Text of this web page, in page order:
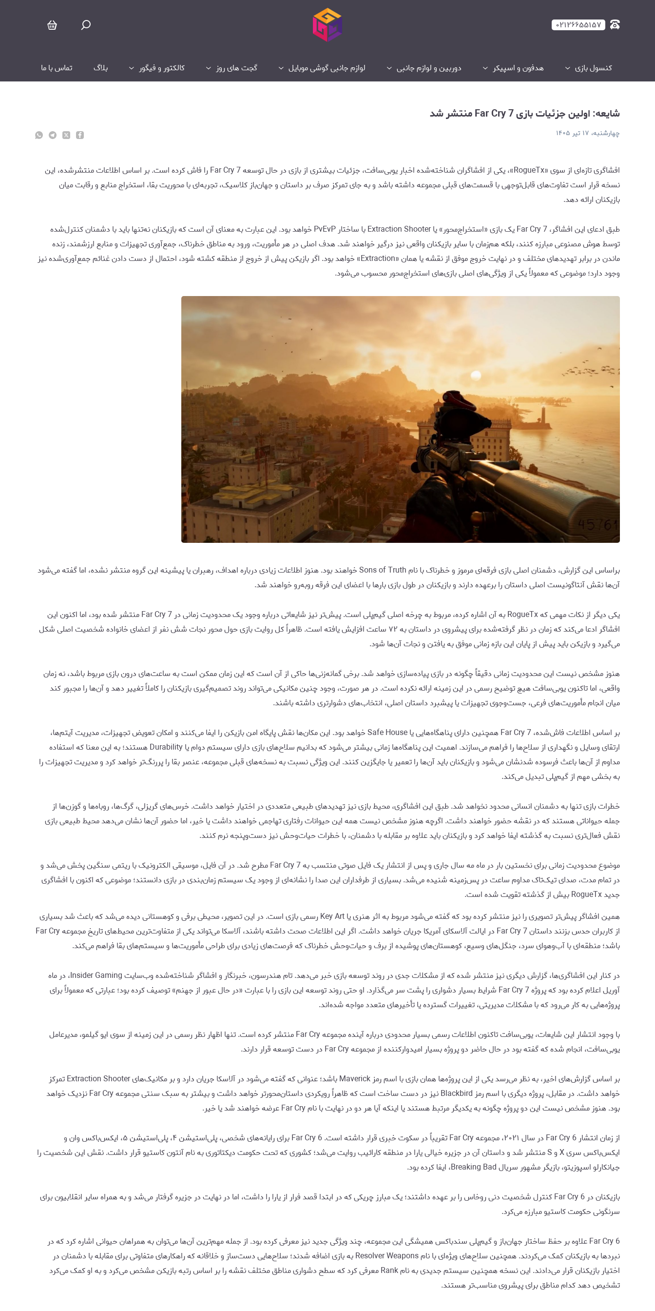
۰۲۱۲۶۶۵۵۱۵۷
کنسول بازی هدفون و اسپیکر دوربین و لوازم جانبی لوازم جانبی گوشی موبایل گجت های روز کالکتور و فیگور بلاگ تماس با ما
شایعه: اولین جزئیات بازی Far Cry 7 منتشر شد
چهارشنبه، ۱۷ تیر ۱۴۰۵
افشاگری تازه‌ای از سوی «RogueTx»، یکی از افشاگران شناخته‌شده اخبار یوبی‌سافت، جزئیات بیشتری از بازی در حال توسعه Far Cry 7 را فاش کرده است. بر اساس اطلاعات منتشرشده، این
نسخه قرار است تفاوت‌های قابل‌توجهی با قسمت‌های قبلی مجموعه داشته باشد و به جای تمرکز صرف بر داستان و جهان‌باز کلاسیک، تجربه‌ای با محوریت بقا، استخراج منابع و رقابت میان
بازیکنان ارائه دهد.
طبق ادعای این افشاگر، Far Cry 7 یک بازی «استخراج‌محور» یا Extraction Shooter با ساختار PvEvP خواهد بود. این عبارت به معنای آن است که بازیکنان نه‌تنها باید با دشمنان کنترل‌شده
توسط هوش مصنوعی مبارزه کنند، بلکه هم‌زمان با سایر بازیکنان واقعی نیز درگیر خواهند شد. هدف اصلی در هر مأموریت، ورود به مناطق خطرناک، جمع‌آوری تجهیزات و منابع ارزشمند، زنده
ماندن در برابر تهدیدهای مختلف و در نهایت خروج موفق از نقشه یا همان «Extraction» خواهد بود. اگر بازیکن پیش از خروج از منطقه کشته شود، احتمال از دست دادن غنائم جمع‌آوری‌شده نیز
وجود دارد؛ موضوعی که معمولاً یکی از ویژگی‌های اصلی بازی‌های استخراج‌محور محسوب می‌شود.
براساس این گزارش، دشمنان اصلی بازی فرقه‌ای مرموز و خطرناک با نام Sons of Truth خواهند بود. هنوز اطلاعات زیادی درباره اهداف، رهبران یا پیشینه این گروه منتشر نشده، اما گفته می‌شود
آن‌ها نقش آنتاگونیست اصلی داستان را برعهده دارند و بازیکنان در طول بازی بارها با اعضای این فرقه روبه‌رو خواهند شد.
یکی دیگر از نکات مهمی که RogueTx به آن اشاره کرده، مربوط به چرخه اصلی گیم‌پلی است. پیش‌تر نیز شایعاتی درباره وجود یک محدودیت زمانی در Far Cry 7 منتشر شده بود، اما اکنون این
افشاگر ادعا می‌کند که زمان در نظر گرفته‌شده برای پیشروی در داستان به ۷۲ ساعت افزایش یافته است. ظاهراً کل روایت بازی حول محور نجات شش نفر از اعضای خانواده شخصیت اصلی شکل
می‌گیرد و بازیکن باید پیش از پایان این بازه زمانی موفق به یافتن و نجات آن‌ها شود.
هنوز مشخص نیست این محدودیت زمانی دقیقاً چگونه در بازی پیاده‌سازی خواهد شد. برخی گمانه‌زنی‌ها حاکی از آن است که این زمان ممکن است به ساعت‌های درون بازی مربوط باشد، نه زمان
واقعی، اما تاکنون یوبی‌سافت هیچ توضیح رسمی در این زمینه ارائه نکرده است. در هر صورت، وجود چنین مکانیکی می‌تواند روند تصمیم‌گیری بازیکنان را کاملاً تغییر دهد و آن‌ها را مجبور کند
میان انجام مأموریت‌های فرعی، جست‌وجوی تجهیزات یا پیشبرد داستان اصلی، انتخاب‌های دشوارتری داشته باشند.
بر اساس اطلاعات فاش‌شده، Far Cry 7 همچنین دارای پناهگاه‌هایی یا Safe House خواهد بود. این مکان‌ها نقش پایگاه امن بازیکن را ایفا می‌کنند و امکان تعویض تجهیزات، مدیریت آیتم‌ها،
ارتقای وسایل و نگهداری از سلاح‌ها را فراهم می‌سازند. اهمیت این پناهگاه‌ها زمانی بیشتر می‌شود که بدانیم سلاح‌های بازی دارای سیستم دوام یا Durability هستند؛ به این معنا که استفاده
مداوم از آن‌ها باعث فرسوده شدنشان می‌شود و بازیکنان باید آن‌ها را تعمیر یا جایگزین کنند. این ویژگی نسبت به نسخه‌های قبلی مجموعه، عنصر بقا را پررنگ‌تر خواهد کرد و مدیریت تجهیزات را
به بخشی مهم از گیم‌پلی تبدیل می‌کند.
خطرات بازی تنها به دشمنان انسانی محدود نخواهد شد. طبق این افشاگری، محیط بازی نیز تهدیدهای طبیعی متعددی در اختیار خواهد داشت. خرس‌های گریزلی، گرگ‌ها، روباه‌ها و گوزن‌ها از
جمله حیواناتی هستند که در نقشه حضور خواهند داشت. اگرچه هنوز مشخص نیست همه این حیوانات رفتاری تهاجمی خواهند داشت یا خیر، اما حضور آن‌ها نشان می‌دهد محیط طبیعی بازی
نقش فعال‌تری نسبت به گذشته ایفا خواهد کرد و بازیکنان باید علاوه بر مقابله با دشمنان، با خطرات حیات‌وحش نیز دست‌وپنجه نرم کنند.
موضوع محدودیت زمانی برای نخستین بار در ماه مه سال جاری و پس از انتشار یک فایل صوتی منتسب به Far Cry 7 مطرح شد. در آن فایل، موسیقی الکترونیک با ریتمی سنگین پخش می‌شد و
در تمام مدت، صدای تیک‌تاک مداوم ساعت در پس‌زمینه شنیده می‌شد. بسیاری از طرفداران این صدا را نشانه‌ای از وجود یک سیستم زمان‌بندی در بازی دانستند؛ موضوعی که اکنون با افشاگری
جدید RogueTx بیش از گذشته تقویت شده است.
همین افشاگر پیش‌تر تصویری را نیز منتشر کرده بود که گفته می‌شود مربوط به اثر هنری یا Key Art رسمی بازی است. در این تصویر، محیطی برفی و کوهستانی دیده می‌شد که باعث شد بسیاری
از کاربران حدس بزنند داستان Far Cry 7 در ایالت آلاسکای آمریکا جریان خواهد داشت. اگر این اطلاعات صحت داشته باشند، آلاسکا می‌تواند یکی از متفاوت‌ترین محیط‌های تاریخ مجموعه Far Cry
باشد؛ منطقه‌ای با آب‌وهوای سرد، جنگل‌های وسیع، کوهستان‌های پوشیده از برف و حیات‌وحش خطرناک که فرصت‌های زیادی برای طراحی مأموریت‌ها و سیستم‌های بقا فراهم می‌کند.
در کنار این افشاگری‌ها، گزارش دیگری نیز منتشر شده که از مشکلات جدی در روند توسعه بازی خبر می‌دهد. تام هندرسون، خبرنگار و افشاگر شناخته‌شده وب‌سایت Insider Gaming، در ماه
آوریل اعلام کرده بود که پروژه Far Cry 7 شرایط بسیار دشواری را پشت سر می‌گذارد. او حتی روند توسعه این بازی را با عبارت «در حال عبور از جهنم» توصیف کرده بود؛ عبارتی که معمولاً برای
پروژه‌هایی به کار می‌رود که با مشکلات مدیریتی، تغییرات گسترده یا تأخیرهای متعدد مواجه شده‌اند.
با وجود انتشار این شایعات، یوبی‌سافت تاکنون اطلاعات رسمی بسیار محدودی درباره آینده مجموعه Far Cry منتشر کرده است. تنها اظهار نظر رسمی در این زمینه از سوی ایو گیلمو، مدیرعامل
یوبی‌سافت، انجام شده که گفته بود در حال حاضر دو پروژه بسیار امیدوارکننده از مجموعه Far Cry در دست توسعه قرار دارند.
بر اساس گزارش‌های اخیر، به نظر می‌رسد یکی از این پروژه‌ها همان بازی با اسم رمز Maverick باشد؛ عنوانی که گفته می‌شود در آلاسکا جریان دارد و بر مکانیک‌های Extraction Shooter تمرکز
خواهد داشت. در مقابل، پروژه دیگری با اسم رمز Blackbird نیز در دست ساخت است که ظاهراً رویکردی داستان‌محورتر خواهد داشت و بیشتر به سبک سنتی مجموعه Far Cry نزدیک خواهد
بود. هنوز مشخص نیست این دو پروژه چگونه به یکدیگر مرتبط هستند یا اینکه آیا هر دو در نهایت با نام Far Cry عرضه خواهند شد یا خیر.
از زمان انتشار Far Cry 6 در سال ۲۰۲۱، مجموعه Far Cry تقریباً در سکوت خبری قرار داشته است. Far Cry 6 برای رایانه‌های شخصی، پلی‌استیشن ۴، پلی‌استیشن ۵، ایکس‌باکس وان و
ایکس‌باکس سری X و S منتشر شد و داستان آن در جزیره خیالی یارا در منطقه کارائیب روایت می‌شد؛ کشوری که تحت حکومت دیکتاتوری به نام آنتون کاستیو قرار داشت. نقش این شخصیت را
جیانکارلو اسپوزیتو، بازیگر مشهور سریال Breaking Bad، ایفا کرده بود.
بازیکنان در Far Cry 6 کنترل شخصیت دنی روخاس را بر عهده داشتند؛ یک مبارز چریکی که در ابتدا قصد فرار از یارا را داشت، اما در نهایت در جزیره گرفتار می‌شد و به همراه سایر انقلابیون برای
سرنگونی حکومت کاستیو مبارزه می‌کرد.
Far Cry 6 علاوه بر حفظ ساختار جهان‌باز و گیم‌پلی سندباکس همیشگی این مجموعه، چند ویژگی جدید نیز معرفی کرده بود. از جمله مهم‌ترین آن‌ها می‌توان به همراهان حیوانی اشاره کرد که در
نبردها به بازیکنان کمک می‌کردند. همچنین سلاح‌های ویژه‌ای با نام Resolver Weapons به بازی اضافه شدند؛ سلاح‌هایی دست‌ساز و خلاقانه که راهکارهای متفاوتی برای مقابله با دشمنان در
اختیار بازیکنان قرار می‌دادند. این نسخه همچنین سیستم جدیدی به نام Rank معرفی کرد که سطح دشواری مناطق مختلف نقشه را بر اساس رتبه بازیکن مشخص می‌کرد و به او کمک می‌کرد
تشخیص دهد کدام مناطق برای پیشروی مناسب‌تر هستند.